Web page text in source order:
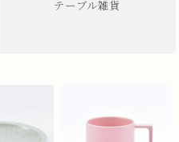
テーブル雑貨